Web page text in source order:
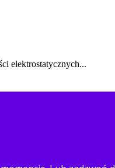
elektrostatycznych...